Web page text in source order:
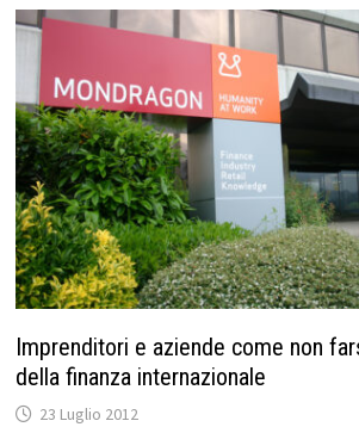
Imprenditori e aziende come non
della finanza internazionale
23 Luglio 2012